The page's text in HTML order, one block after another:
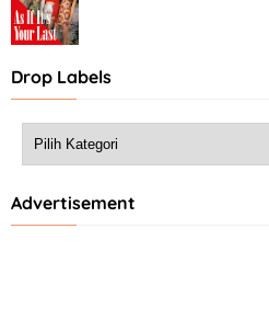
Drop Labels
Advertisement